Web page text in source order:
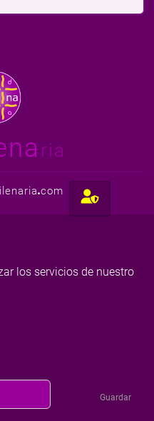
ria
com
los servicios de nuestro
Guardar